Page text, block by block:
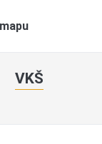
VKŠ